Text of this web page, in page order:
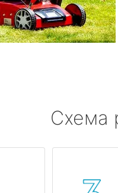
Схема